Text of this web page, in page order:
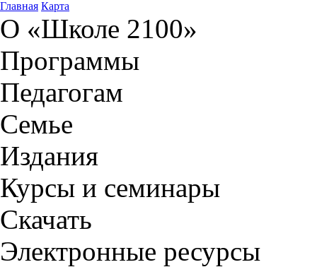
Главная Карта
О «Школе 2100»
Программы
Педагогам
Семье
Издания
Курсы и семинары
Скачать
Электронные ресурсы